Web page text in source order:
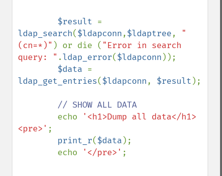
$result
ldap_search($ldapconn,$ldaptree, "
(cn=*)" ) or die ( "Error in search
query: " .ldap_error($ldapconn ));
$data
ldap_get_entries($ldapconn, $result );
// SHOW ALL DATA
echo
'<h1>Dump all data</h1>
<pre>' ;
print_r($data );
        echo
'</pre>' ;